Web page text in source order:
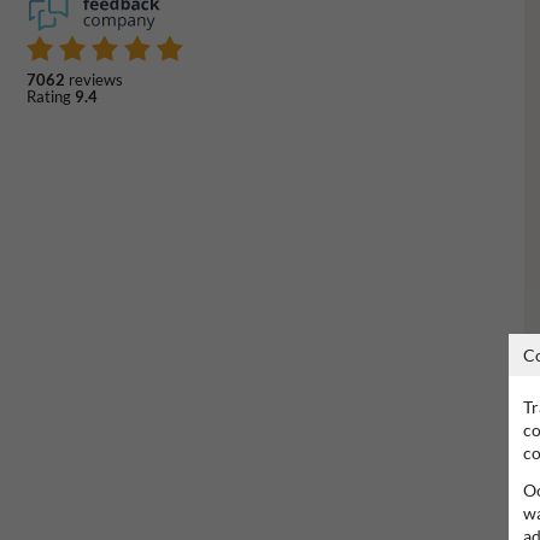
7062 reviews
Rating 9.4